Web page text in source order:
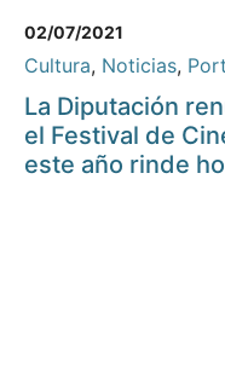
02/07/2021
Cultura, Noticias,
La Diputación
el Festival de
este año rinde